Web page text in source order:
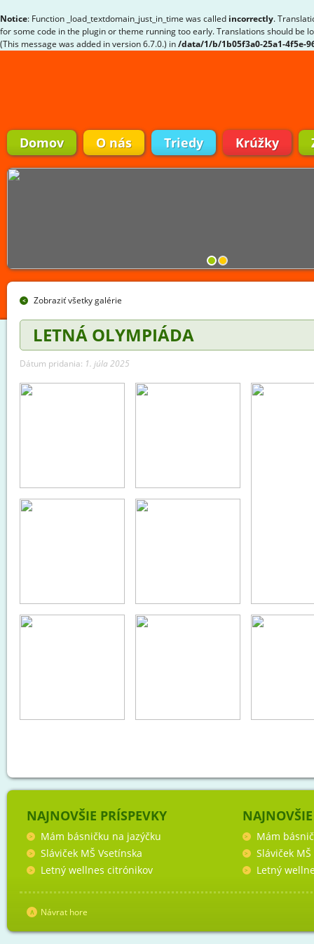
Notice: Function _load_textdomain_just_in_time was called incorrectly.
for some code in the plugin or theme running too early. Translations should be
(This message was added in version 6.7.0.) in/data/1/b/1b05f3a0-25a1-4f5e-
Domov O nás Triedy Krúžky
Zobraziť všetky galérie
LETNÁ OLYMPIÁDA
Dátum pridania: 1. júla 2025
NAJNOVŠIE PRÍSPEVKY
Mám básničku na jazýčku
Sláviček MŠ Vsetínska
Letný wellnes citrónikov
Mám
Sláviček
Letný
Návrat hore